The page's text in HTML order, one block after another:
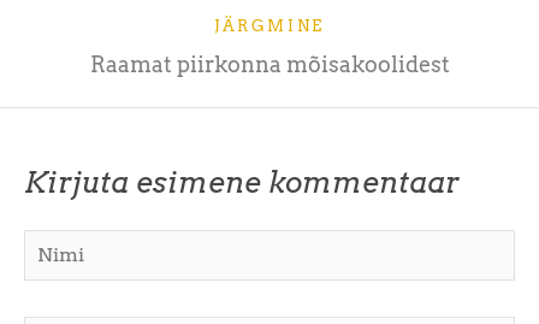
JÄRGMINE
Raamat piirkonna mõisakoolidest
Kirjuta esimene kommentaar